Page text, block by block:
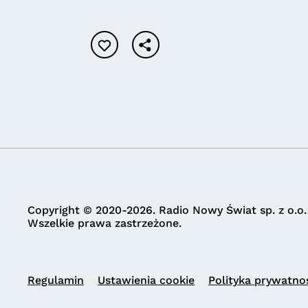
Copyright © 2020-2026. Radio Nowy Świat sp. z o.o.
Wszelkie prawa zastrzeżone.
Regulamin Ustawienia cookie Polityka